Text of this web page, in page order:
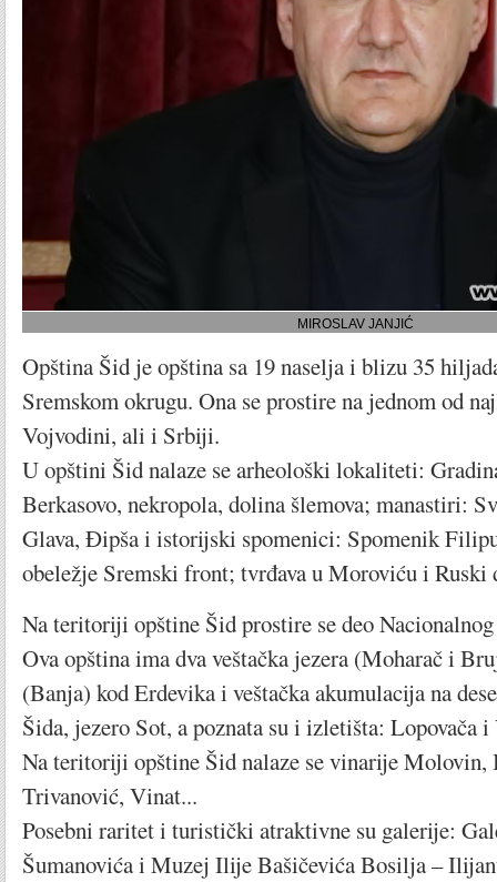
MIROSLAV JANJIĆ
Opština Šid je opština sa 19 naselja i blizu 35
Sremskom okrugu. Ona se prostire na jednom od
Vojvodini, ali i Srbiji.
U opštini Šid nalaze se arheološki lokaliteti:
Berkasovo, nekropola, dolina šlemova; manastiri:
Glava, Đipša i istorijski spomenici: Spomenik
obeležje Sremski front; tvrđava u Moroviću i Ruski
Na teritoriji opštine Šid prostire se deo
Ova opština ima dva veštačka jezera (Moharač i
(Banja) kod Erdevika i veštačka akumulacija na
Šida, jezero Sot, a poznata su i izletišta: Lopovača
Na teritoriji opštine Šid nalaze se vinarije Molovin,
Trivanović, Vinat...
Posebni raritet i turistički atraktivne su galerije:
Šumanovića i Muzej Ilije Bašičevića Bosilja –